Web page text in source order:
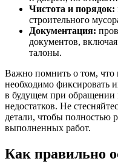
Чистота и порядок:
строительного
Документация:
документов,
талоны.
Важно помнить о том, что
необходимо фиксировать
в будущем при обращении
недостатков. Не
детали, чтобы полностью
выполненных работ.
Как правильно